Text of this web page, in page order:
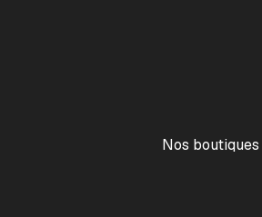
Nos boutiques